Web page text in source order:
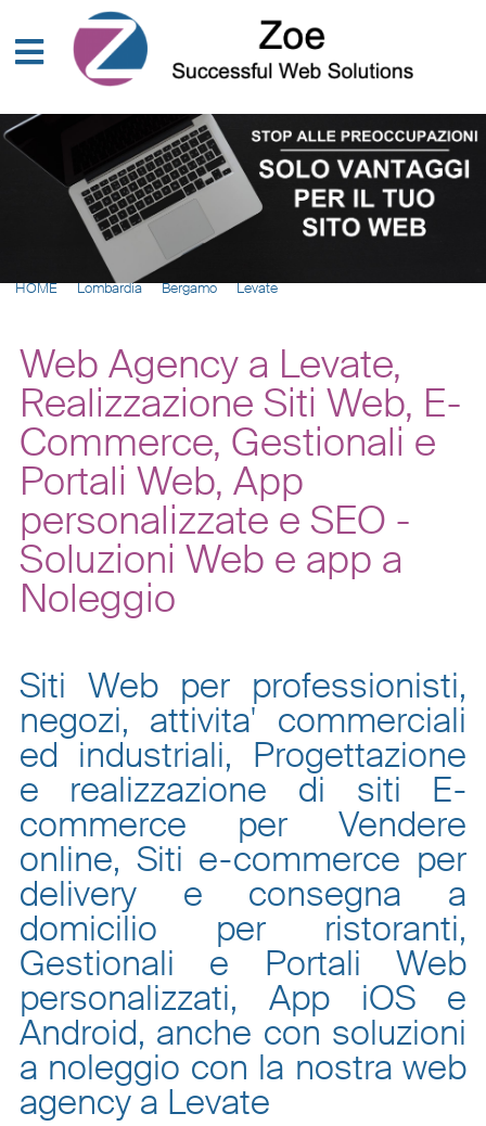
HOME Lombardia Bergamo Levate
Web Agency a Levate,
Realizzazione Siti Web, E-
Commerce, Gestionali e
Portali Web, App
personalizzate e SEO -
Soluzioni Web e app a
Noleggio
Siti Web per professionisti,
negozi, attivita' commerciali
ed industriali, Progettazione
e realizzazione di siti E-
commerce per Vendere
online, Siti e-commerce per
delivery e consegna a
domicilio per ristoranti,
Gestionali e Portali Web
personalizzati, App iOS e
Android, anche con soluzioni
a noleggio con la nostra web
agency a Levate